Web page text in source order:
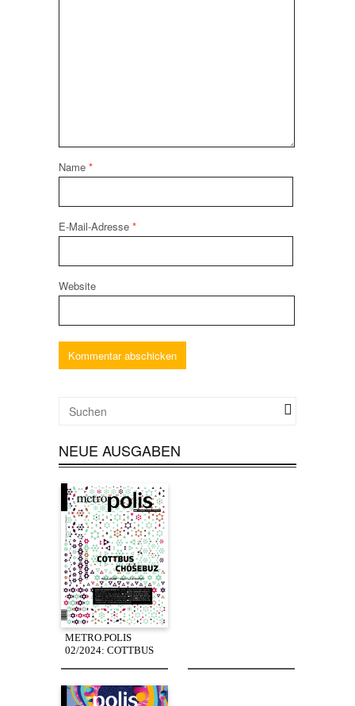
Name *
E-Mail-Adresse *
Website
NEUE AUSGABEN
METRO.POLIS
02/2024: COTTBUS